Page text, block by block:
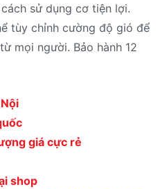
sử dụng cơ tiện lợi.
tùy chỉnh cường độ gió để
mọi người. Bảo hành 12
giá cực rẻ
shop